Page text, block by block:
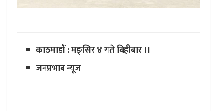
काठमाडौं : मङ्सिर ४ गते बिहीबार ।।
जनप्रभाब न्यूज